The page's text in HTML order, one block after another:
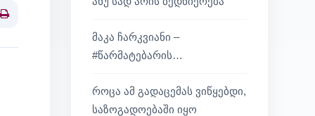
Print
მაკა ჩარკვიანი –
#წარმატებარის…
როცა ამ გადაცემას ვიწყებდი,
საზოგადოებაში იყო